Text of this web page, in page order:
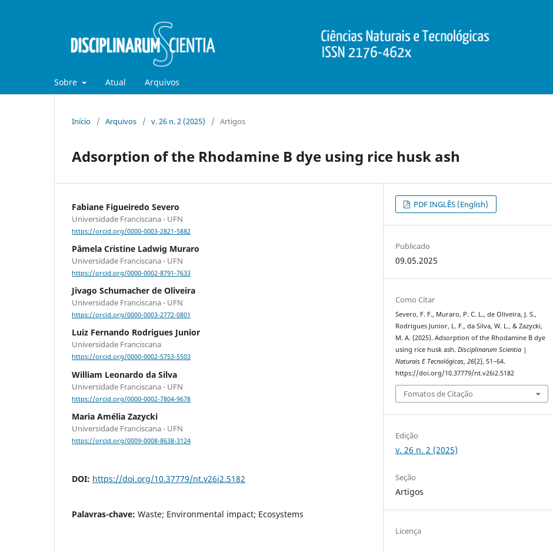
Sobre Atual Arquivos
Início / Arquivos / v. 26 n. 2 (2025) / Artigos
Adsorption of the Rhodamine B dye using rice husk ash
Fabiane Figueiredo Severo
Universidade Franciscana - UFN
https://orcid.org/0000-0003-2821-5882
Pâmela Cristine Ladwig Muraro
Universidade Franciscana - UFN
https://orcid.org/0000-0002-8791-7633
Jivago Schumacher de Oliveira
Universidade Franciscana - UFN
https://orcid.org/0000-0003-2772-0801
Luiz Fernando Rodrigues Junior
Universidade Franciscana
https://orcid.org/0000-0002-5753-5503
William Leonardo da Silva
Universidade Franciscana - UFN
https://orcid.org/0000-0002-7804-9678
Maria Amélia Zazycki
Universidade Franciscana - UFN
https://orcid.org/0009-0008-8638-3124
DOI: https://doi.org/10.37779/nt.v26i2.5182
Palavras-chave: Waste; Environmental impact; Ecosystems
PDF INGLÊS (English)
Publicado
09.05.2025
Como Citar
Severo, F. F., Muraro, P. C. L., de Oliveira, J. S.,
Rodrigues Junior, L. F., da Silva, W. L., & Zazycki,
M. A. (2025). Adsorption of the Rhodamine B dye
using rice husk ash.Disciplinarum Scientia |
Naturais E Tecnológicas,26(2), 51–64.
https://doi.org/10.37779/nt.v26i2.5182
Fomatos de Citação
Edição
v. 26 n. 2 (2025)
Seção
Artigos
Licença